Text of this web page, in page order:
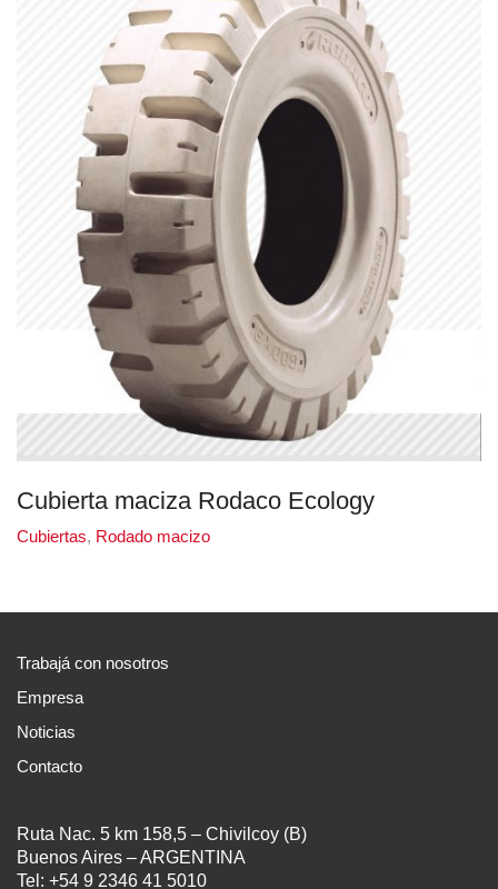
Cubierta maciza Rodaco Ecology
Cubiertas, Rodado macizo
Trabajá con nosotros
Empresa
Noticias
Contacto
Ruta Nac. 5 km 158,5 – Chivilcoy (B)
Buenos Aires – ARGENTINA
Tel: +54 9 2346 41 5010